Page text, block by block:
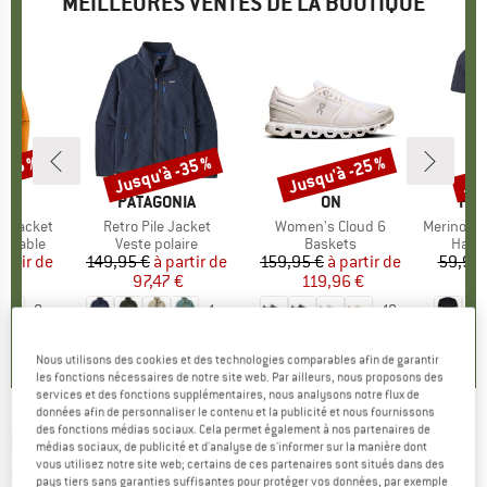
Jacket
réduit
de
8
%
MARQUE
PATAGONIA
Article
Retro Pile Jacket
Product group
Veste polaire
Prix
149,95 € Prix réduit
à partir de
97,47 €
1
Remise
Jusqu'à -35 %
MARQUE
ON
Article
Women's Cloud 6
Product group
Baskets
Prix
159,95 € Prix réduit
à partir de
119,96 €
10
Remise
Jusqu'à -25 %
Article
MerinoMix150
Haut
59,95
-Women's Miranda - Pantalon d'escalade
(0)
Nous utilisons des cookies et des technologies comparables afin de garantir
les fonctions nécessaires de notre site web. Par ailleurs, nous proposons des
services et des fonctions supplémentaires, nous analysons notre flux de
données afin de personnaliser le contenu et la publicité et nous fournissons
des fonctions médias sociaux. Cela permet également à nos partenaires de
médias sociaux, de publicité et d'analyse de s'informer sur la manière dont
vous utilisez notre site web; certains de ces partenaires sont situés dans des
pays tiers sans garanties suffisantes pour protéger vos données, par exemple